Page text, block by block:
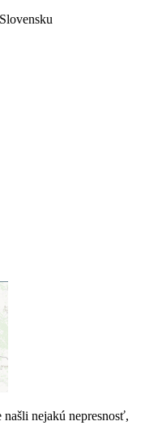
nejakú nepresnosť,